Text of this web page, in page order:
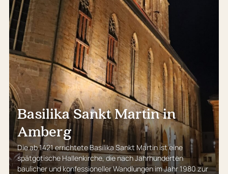
Basilika Sankt Martin in
Amberg
Die ab 1421 errichtete Basilika Sankt Martin ist eine
spätgotische Hallenkirche, die nach Jahrhunderten
baulicher und konfessioneller Wandlungen im Jahr 1980 zur